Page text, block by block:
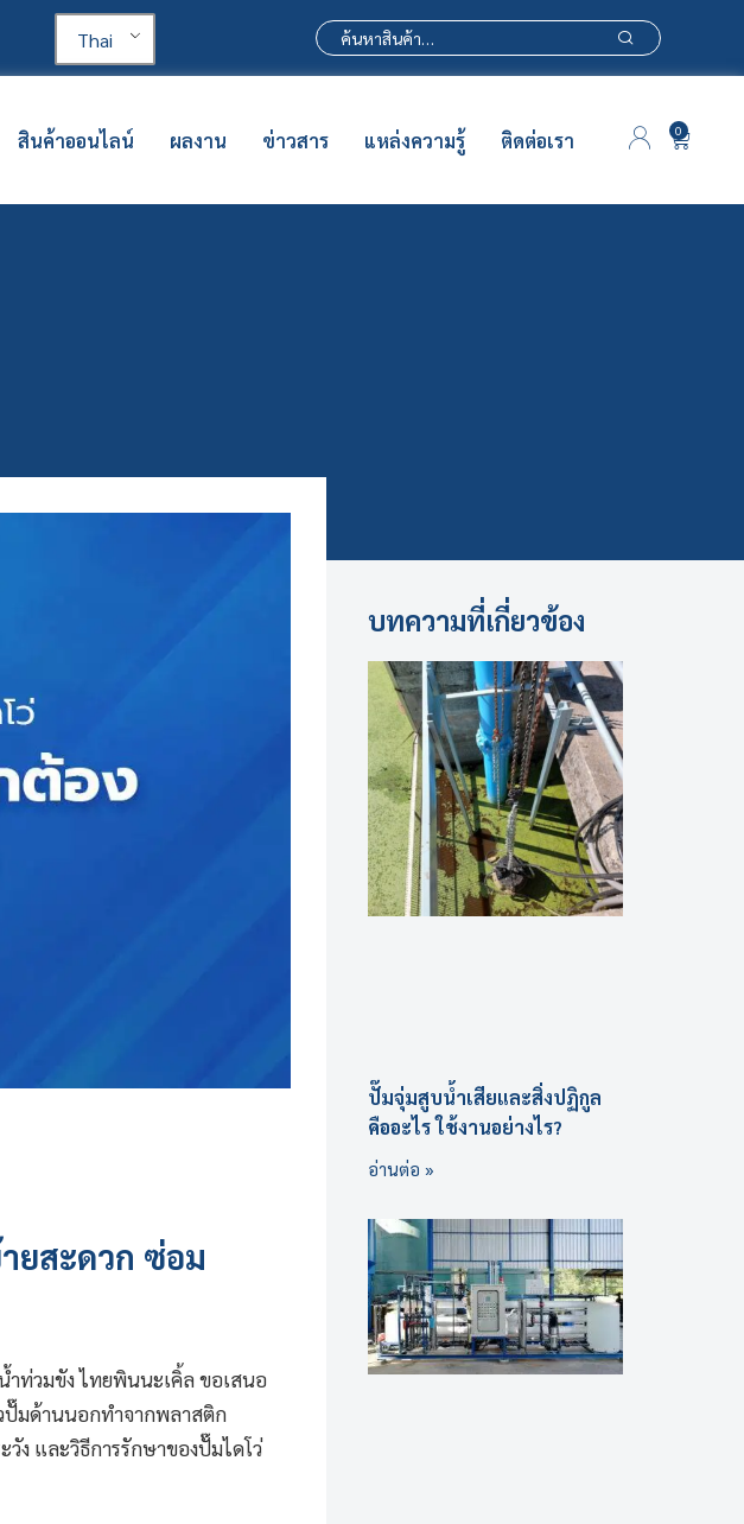
Thai
0
สินค้าออนไลน์ ผลงาน ข่าวสาร แหล่งความรู้ ติดต่อเรา
ยสะดวก ซ่อม
ำท่วมขัง ไทยพินนะเคิ้ล ขอเสนอ
ปั๊มด้านนอกทำจากพลาสติก
ง และวิธีการรักษาของปั๊มไดโว่
บทความที่เกี่ยวข้อง
ปั๊มจุ่มสูบน้ำเสียและสิ่งปฏิกูล
คืออะไร ใช้งานอย่างไร?
อ่านต่อ »